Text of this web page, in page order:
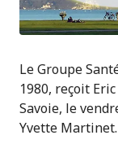
Le Groupe
1980, reçoit
Savoie, le
Yvette Martinet.